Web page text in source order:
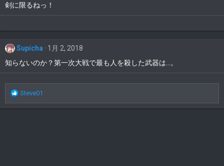
剣に限るねっ！
Supicha
1月 2, 2018
知らないのか？第一次大戦で最も人を殺した武器は…。
R
e
a
Steve01